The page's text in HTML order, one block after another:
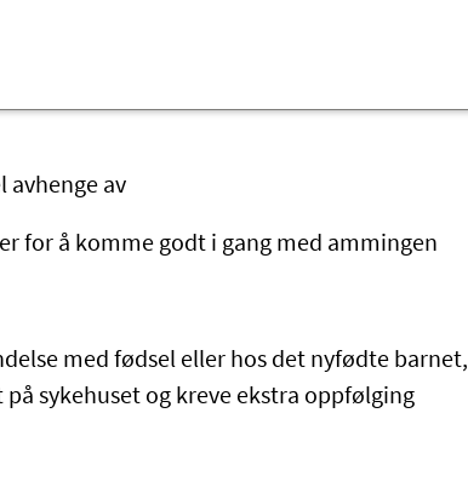
avhenge av
for å komme godt i gang med ammingen
med fødsel eller hos det nyfødte barnet,
sykehuset og kreve ekstra oppfølging